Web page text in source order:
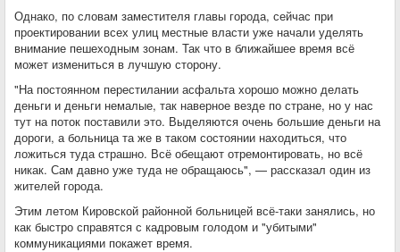
Однако, по словам заместителя главы города, сейчас при
проектировании всех улиц местные власти уже начали уделять
внимание пешеходным зонам. Так что в ближайшее время всё
может измениться в лучшую сторону.
"На постоянном перестилании асфальта хорошо можно делать
деньги и деньги немалые, так наверное везде по стране, но у нас
тут на поток поставили это. Выделяются очень большие деньги на
дороги, а больница та же в таком состоянии находиться, что
ложиться туда страшно. Всё обещают отремонтировать, но всё
никак. Сам давно уже туда не обращаюсь", — рассказал один из
жителей города.
Этим летом Кировской районной больницей всё-таки занялись, но
как быстро справятся с кадровым голодом и "убитыми"
коммуникациями покажет время.